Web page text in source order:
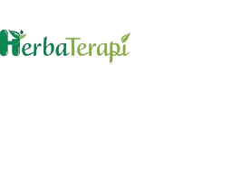
content